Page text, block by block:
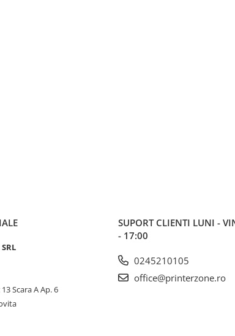
Scara A Ap. 6
SUPORT CLIENTI LUNI -
- 17:00
0245210105
office@printerzone.ro